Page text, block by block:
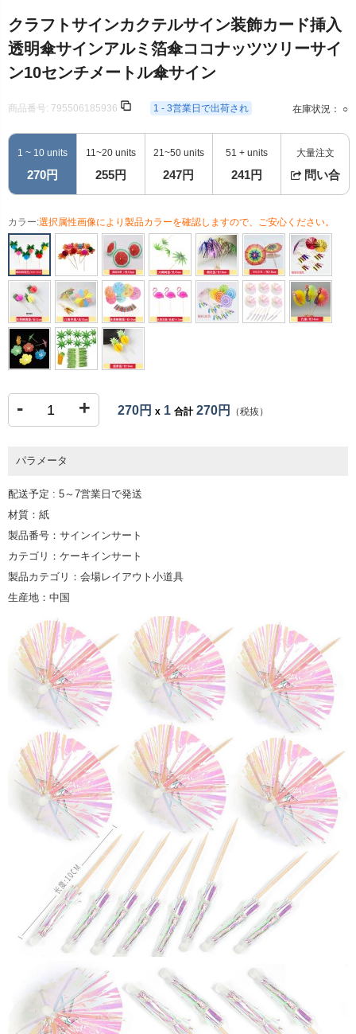
クラフトサインカクテルサイン装飾カード挿入
透明傘サインアルミ箔傘ココナッツツリーサイ
ン10センチメートル傘サイン
商品番号: 795506185936 1 - 3営業日で出荷され 在庫状況： ○
1 ~ 10 units
270円
11~20 units
255円
21~50 units
247円
51 + units
241円
大量注文
問い合
カラー:選択属性画像により製品カラーを確認しますので、ご安心ください。
- + 270円 x 1 合計270円 （税抜）
パラメータ
配送予定 : 5～7営業日で発送
材質：紙
製品番号：サインインサート
カテゴリ：ケーキインサート
製品カテゴリ：会場レイアウト小道具
生産地：中国